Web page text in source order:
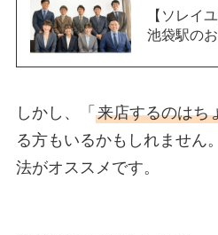
【ソレイ
池袋駅の
しかし、「 来店するのはち
る方もいるかもしれません
法がオススメです。